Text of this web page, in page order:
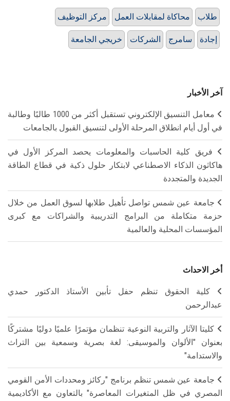
مركز التوظيف محاكاة لمقابلات العمل طلاب
خريجي الجامعة الشركات سامرج إجادة
آخر الأخبار
معامل التنسيق الإلكتروني تستقبل أكثر من 1000 طالبًا وطالبة
في أول أيام انطلاق المرحلة الأولى لتنسيق القبول بالجامعات
فريق كلية الحاسبات والمعلومات يحصد المركز الأول في
هاكاثون الذكاء الاصطناعي لابتكار حلول ذكية في قطاع الطاقة
الجديدة والمتجددة
جامعة عين شمس تواصل تأهيل طلابها لسوق العمل من خلال
حزمة متكاملة من البرامج التدريبية والشراكات مع كبرى
المؤسسات المحلية والعالمية
أخر الاحداث
كلية الحقوق تنظم حفل تأبين الأستاذ الدكتور حمدي
عبدالرحمن
كليتا الآثار والتربية النوعية تنظمان مؤتمرًا علميًا دوليًا مشتركًا
بعنوان "الألوان والموسيقى: لغة بصرية وسمعية بين التراث
والاستدامة"
جامعة عين شمس تنظم برنامج "ركائز ومحددات الأمن القومي
المصري في ظل المتغيرات المعاصرة" بالتعاون مع الأكاديمية